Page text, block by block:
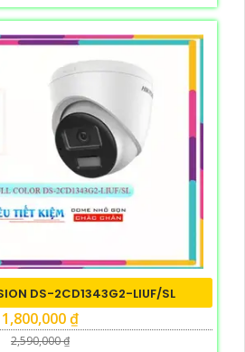
DS-2CD1343G2-LIUF/SL
1,800,000 ₫
2,590,000 ₫